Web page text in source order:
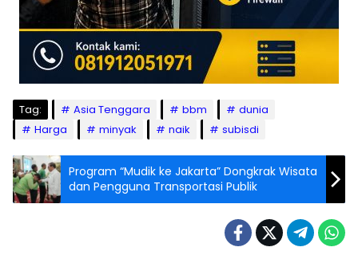
Tag: Asia Tenggara bbm
dunia
Harga
minyak naik subisdi
Program “Mudik ke Jakarta” Dongkrak Wisata
dan Pengguna Transportasi Publik